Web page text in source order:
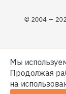
© 2004 —
Мы
Продолжая
на